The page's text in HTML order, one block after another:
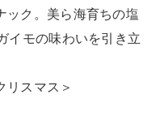
ック。美ら海育ちの塩
イモの味わいを引き立
スマス＞